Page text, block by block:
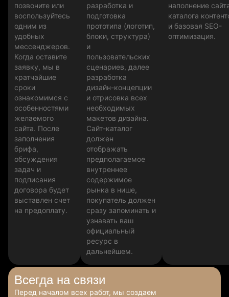
позвоните или
воспользуйтесь
одним из
удобных
мессенджеров.
Когда оставите
заявку, мы в
кратчайшие
сроки
ознакомимся с
особенностями
желаемого
сайта. После
заполнения
брифа,
обсуждения
задач и
подписания
договора будет
выставлен счет
на предоплату.
разработка и
подготовка
прототипа (логотип,
блоки, структура)
и
пользовательских
сценариев, далее
разработка
дизайн-концепции
и отрисовка всех
необходимых
макетов дизайна.
Сайт-каталог
должен
отображать
предполагаемое
внутреннее
содержимое
рынка в нише,
покупатель должен
сразу запоминать и
узнавать ваш
официальный
ресурс в
дальнейшем.
наполнение
каталога
и базовая SEO-
оптимизация.
Всегда на связи
Перед началом всех работ, мы создаем